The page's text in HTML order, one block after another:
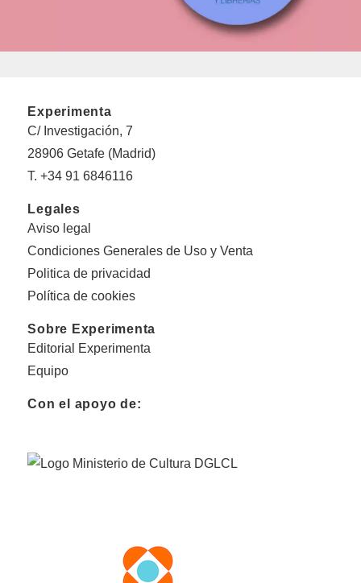
Experimenta
C/ Investigación, 7
28906 Getafe (Madrid)
T. +34 91 6846116
Legales
Aviso legal
Condiciones Generales de Uso y Venta
Politica de privacidad
Política de cookies
Sobre Experimenta
Editorial Experimenta
Equipo
Con el apoyo de: